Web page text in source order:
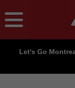
Let's Go